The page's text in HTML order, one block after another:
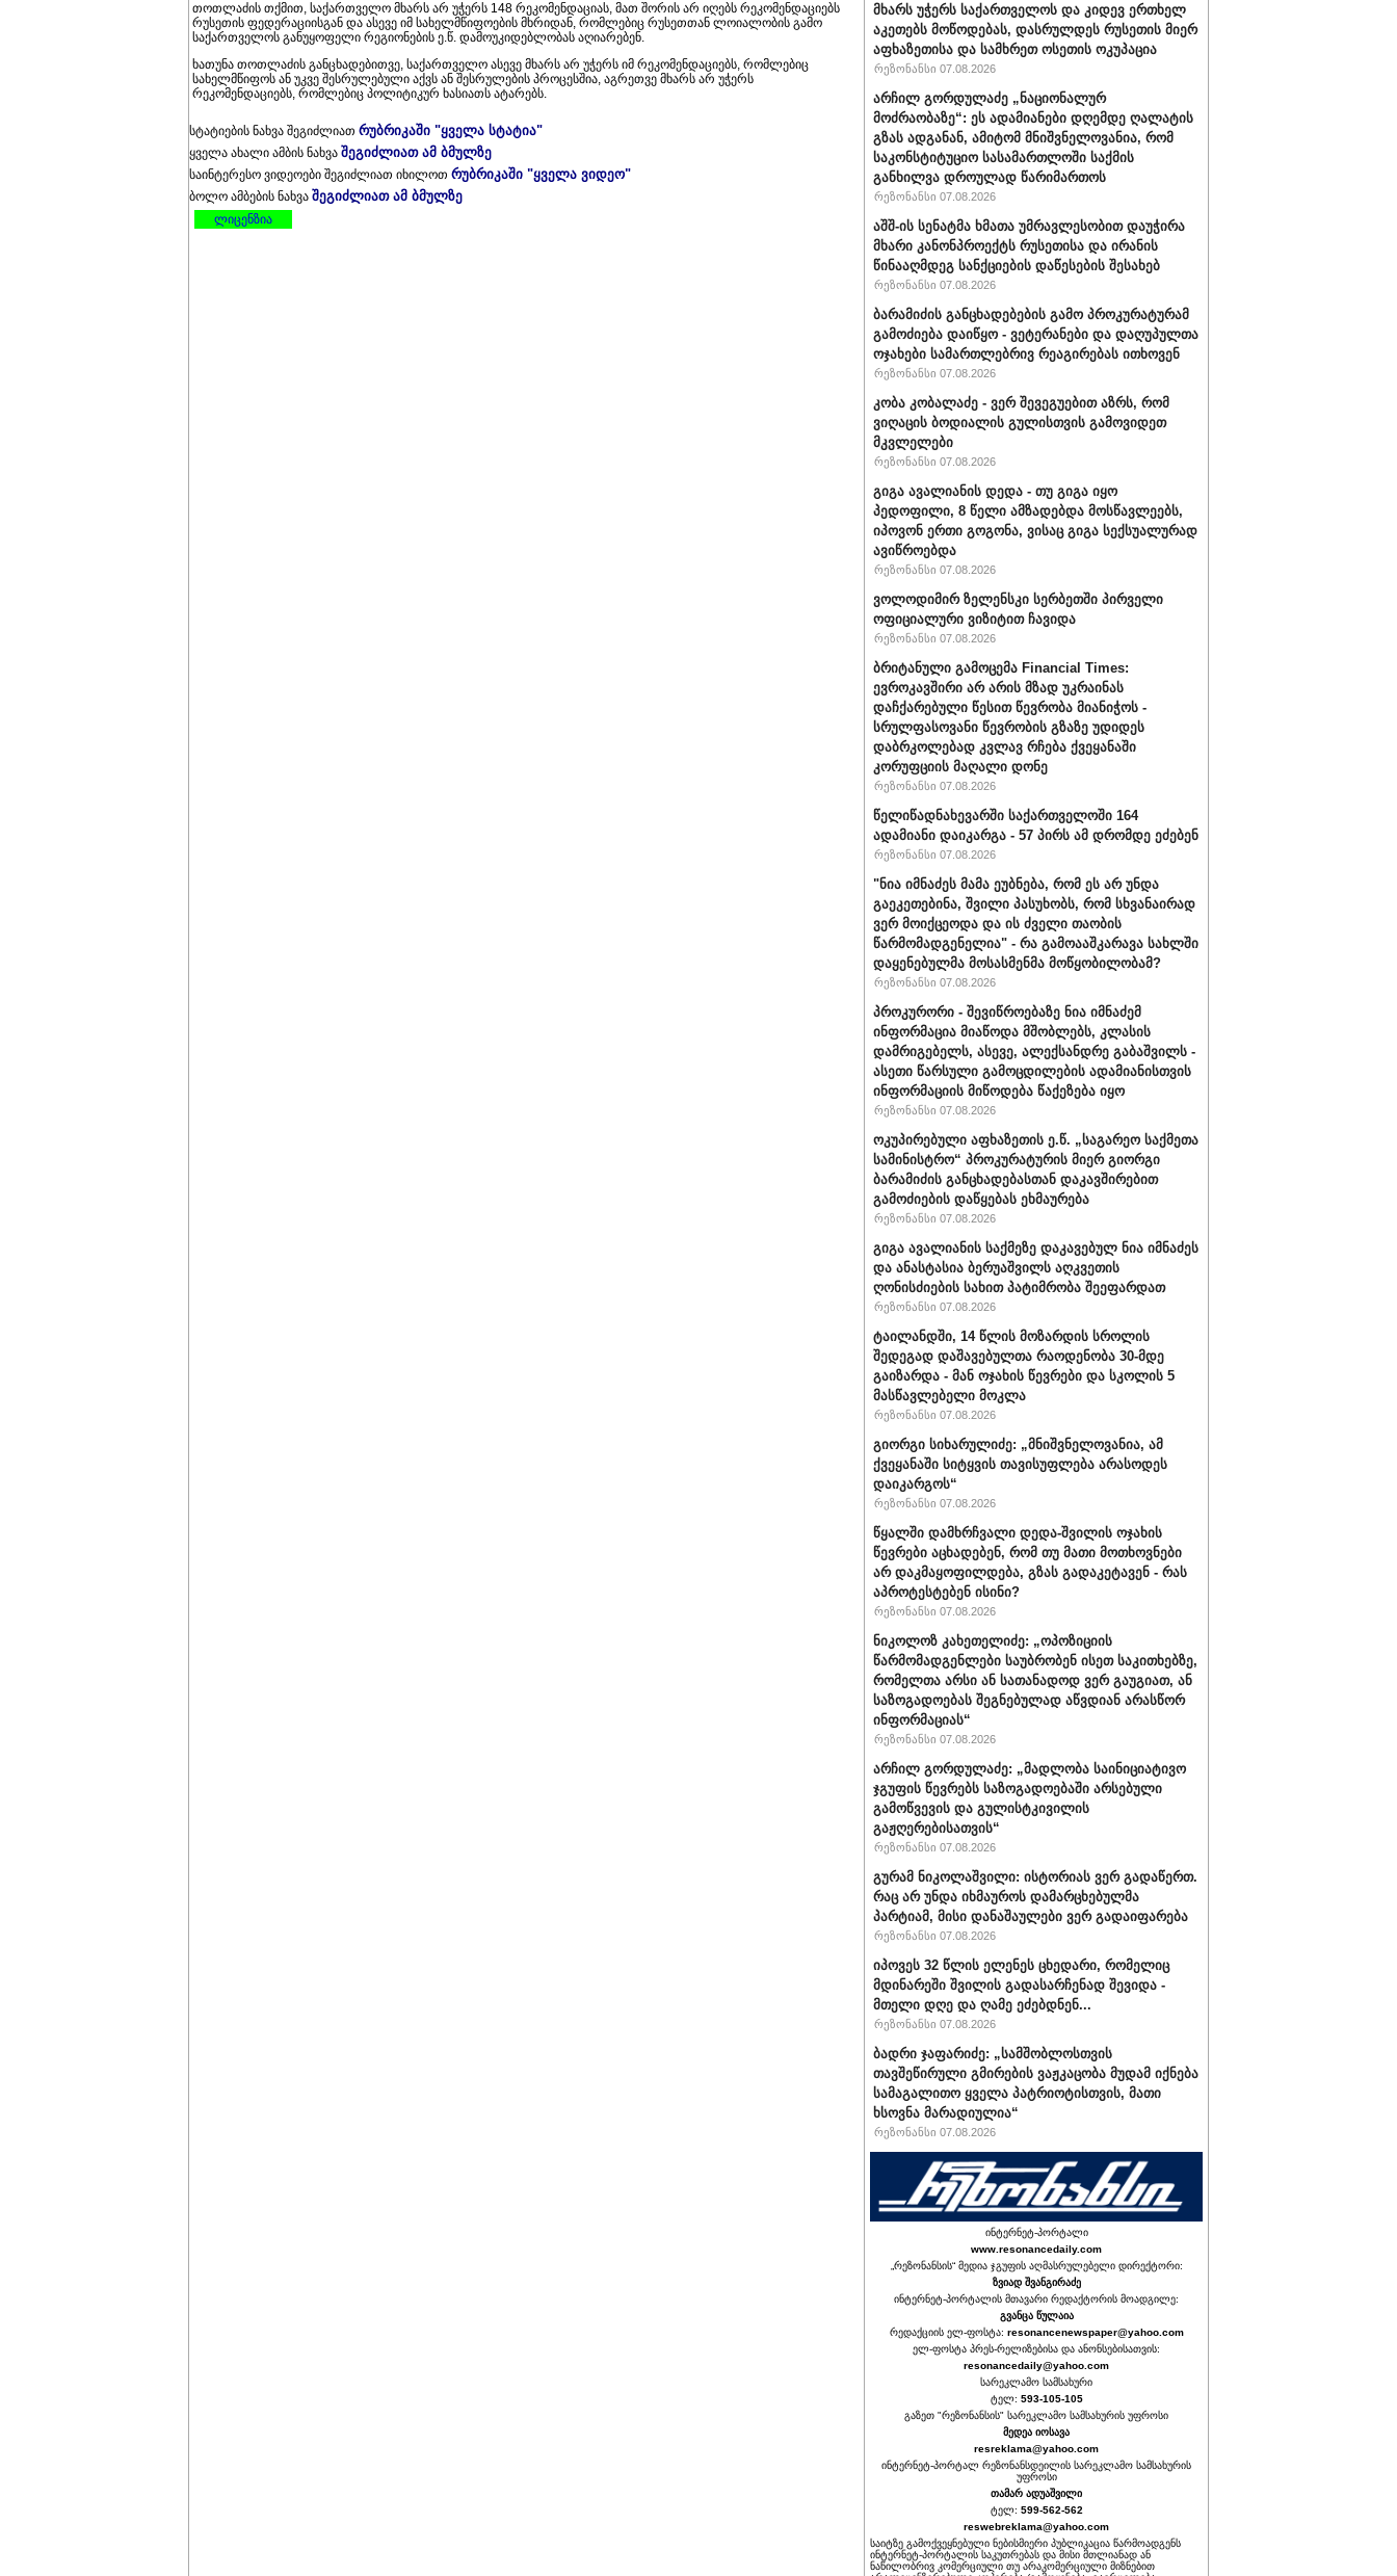
თოთლაძის თქმით, საქართველო მხარს არ უჭერს 148 რეკომენდაციას, მათ შორის არ იღებს რეკომენდაციებს
რუსეთის ფედერაციისგან და ასევე იმ სახელმწიფოების მხრიდან, რომლებიც რუსეთთან ლოიალობის გამო
საქართველოს განუყოფელი რეგიონების ე.წ. დამოუკიდებლობას აღიარებენ.
ხათუნა თოთლაძის განცხადებითვე, საქართველო ასევე მხარს არ უჭერს იმ რეკომენდაციებს, რომლებიც
სახელმწიფოს ან უკვე შესრულებული აქვს ან შესრულების პროცესშია, აგრეთვე მხარს არ უჭერს
რეკომენდაციებს, რომლებიც პოლიტიკურ ხასიათს ატარებს.
სტატიების ნახვა შეგიძლიათ რუბრიკაში "ყველა სტატია"
ყველა ახალი ამბის ნახვა შეგიძლიათ ამ ბმულზე
საინტერესო ვიდეოები შეგიძლიათ იხილოთ რუბრიკაში "ყველა ვიდეო"
ბოლო ამბების ნახვა შეგიძლიათ ამ ბმულზე
ლიცენზია
მხარს უჭერს საქართველოს და კიდევ ერთხელ
აკეთებს მოწოდებას, დასრულდეს რუსეთის მიერ
აფხაზეთისა და სამხრეთ ოსეთის ოკუპაცია
რეზონანსი 07.08.2026
არჩილ გორდულაძე „ნაციონალურ
მოძრაობაზე“: ეს ადამიანები დღემდე ღალატის
გზას ადგანან, ამიტომ მნიშვნელოვანია, რომ
საკონსტიტუციო სასამართლოში საქმის
განხილვა დროულად წარიმართოს
რეზონანსი 07.08.2026
აშშ-ის სენატმა ხმათა უმრავლესობით დაუჭირა
მხარი კანონპროექტს რუსეთისა და ირანის
წინააღმდეგ სანქციების დაწესების შესახებ
რეზონანსი 07.08.2026
ბარამიძის განცხადებების გამო პროკურატურამ
გამოძიება დაიწყო - ვეტერანები და დაღუპულთა
ოჯახები სამართლებრივ რეაგირებას ითხოვენ
რეზონანსი 07.08.2026
კობა კობალაძე - ვერ შევეგუებით აზრს, რომ
ვიღაცის ბოდიალის გულისთვის გამოვიდეთ
მკვლელები
რეზონანსი 07.08.2026
გიგა ავალიანის დედა - თუ გიგა იყო
პედოფილი, 8 წელი ამზადებდა მოსწავლეებს,
იპოვონ ერთი გოგონა, ვისაც გიგა სექსუალურად
ავიწროებდა
რეზონანსი 07.08.2026
ვოლოდიმირ ზელენსკი სერბეთში პირველი
ოფიციალური ვიზიტით ჩავიდა
რეზონანსი 07.08.2026
ბრიტანული გამოცემა Financial Times:
ევროკავშირი არ არის მზად უკრაინას
დაჩქარებული წესით წევრობა მიანიჭოს -
სრულფასოვანი წევრობის გზაზე უდიდეს
დაბრკოლებად კვლავ რჩება ქვეყანაში
კორუფციის მაღალი დონე
რეზონანსი 07.08.2026
წელიწადნახევარში საქართველოში 164
ადამიანი დაიკარგა - 57 პირს ამ დრომდე ეძებენ
რეზონანსი 07.08.2026
"ნია იმნაძეს მამა ეუბნება, რომ ეს არ უნდა
გაეკეთებინა, შვილი პასუხობს, რომ სხვანაირად
ვერ მოიქცეოდა და ის ძველი თაობის
წარმომადგენელია" - რა გამოააშკარავა სახლში
დაყენებულმა მოსასმენმა მოწყობილობამ?
რეზონანსი 07.08.2026
პროკურორი - შევიწროებაზე ნია იმნაძემ
ინფორმაცია მიაწოდა მშობლებს, კლასის
დამრიგებელს, ასევე, ალექსანდრე გაბაშვილს -
ასეთი წარსული გამოცდილების ადამიანისთვის
ინფორმაციის მიწოდება წაქეზება იყო
რეზონანსი 07.08.2026
ოკუპირებული აფხაზეთის ე.წ. „საგარეო საქმეთა
სამინისტრო“ პროკურატურის მიერ გიორგი
ბარამიძის განცხადებასთან დაკავშირებით
გამოძიების დაწყებას ეხმაურება
რეზონანსი 07.08.2026
გიგა ავალიანის საქმეზე დაკავებულ ნია იმნაძეს
და ანასტასია ბერუაშვილს აღკვეთის
ღონისძიების სახით პატიმრობა შეეფარდათ
რეზონანსი 07.08.2026
ტაილანდში, 14 წლის მოზარდის სროლის
შედეგად დაშავებულთა რაოდენობა 30-მდე
გაიზარდა - მან ოჯახის წევრები და სკოლის 5
მასწავლებელი მოკლა
რეზონანსი 07.08.2026
გიორგი სიხარულიძე: „მნიშვნელოვანია, ამ
ქვეყანაში სიტყვის თავისუფლება არასოდეს
დაიკარგოს“
რეზონანსი 07.08.2026
წყალში დამხრჩვალი დედა-შვილის ოჯახის
წევრები აცხადებენ, რომ თუ მათი მოთხოვნები
არ დაკმაყოფილდება, გზას გადაკეტავენ - რას
აპროტესტებენ ისინი?
რეზონანსი 07.08.2026
ნიკოლოზ კახეთელიძე: „ოპოზიციის
წარმომადგენლები საუბრობენ ისეთ საკითხებზე,
რომელთა არსი ან სათანადოდ ვერ გაუგიათ, ან
საზოგადოებას შეგნებულად აწვდიან არასწორ
ინფორმაციას“
რეზონანსი 07.08.2026
არჩილ გორდულაძე: „მადლობა საინიციატივო
ჯგუფის წევრებს საზოგადოებაში არსებული
გამოწვევის და გულისტკივილის
გაჟღერებისათვის“
რეზონანსი 07.08.2026
გურამ ნიკოლაშვილი: ისტორიას ვერ გადაწერთ.
რაც არ უნდა იხმაუროს დამარცხებულმა
პარტიამ, მისი დანაშაულები ვერ გადაიფარება
რეზონანსი 07.08.2026
იპოვეს 32 წლის ელენეს ცხედარი, რომელიც
მდინარეში შვილის გადასარჩენად შევიდა -
მთელი დღე და ღამე ეძებდნენ...
რეზონანსი 07.08.2026
ბადრი ჯაფარიძე: „სამშობლოსთვის
თავშეწირული გმირების ვაჟკაცობა მუდამ იქნება
სამაგალითო ყველა პატრიოტისთვის, მათი
ხსოვნა მარადიულია“
რეზონანსი 07.08.2026
ინტერნეტ-პორტალი
www.resonancedaily.com
„რეზონანსის“ მედია ჯგუფის აღმასრულებელი დირექტორი:
ზვიად შვანგირაძე
ინტერნეტ-პორტალის მთავარი რედაქტორის მოადგილე:
გვანცა წულაია
რედაქციის ელ-ფოსტა: resonancenewspaper@yahoo.com
ელ-ფოსტა პრეს-რელიზებისა და ანონსებისათვის:
resonancedaily@yahoo.com
სარეკლამო სამსახური
ტელ: 593-105-105
გაზეთ "რეზონანსის" სარეკლამო სამსახურის უფროსი
მედეა იოსავა
resreklama@yahoo.com
ინტერნეტ-პორტალ რეზონანსდეილის სარეკლამო სამსახურის
უფროსი
თამარ ადუაშვილი
ტელ: 599-562-562
reswebreklama@yahoo.com
საიტზე გამოქვეყნებული ნებისმიერი პუბლიკაცია წარმოადგენს
ინტერნეტ-პორტალის საკუთრებას და მისი მთლიანად ან
ნაწილობრივ კომერციული თუ არაკომერციული მიზნებით